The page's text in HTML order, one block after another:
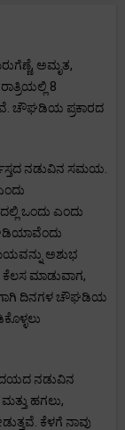
ಅಮೃತ,
8
ಚೌಘಡಿಯ ಪ್ರಕಾರದ
ನಡುವಿನ ಸಮಯ.
ಒಂದು ಎಂದು
ಅಶುಭ
ಮಾಡುವಾಗ,
ದಿನಗಳ ಚೌಘಡಿಯ
ನಡುವಿನ
ಹಗಲು,
ಕೆಳಗೆ ನಾವು